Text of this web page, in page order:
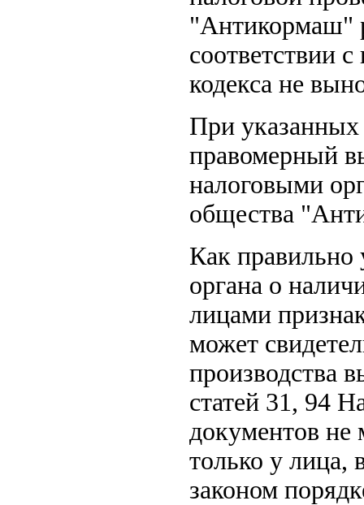
"Антикормаш"
соответствии
кодекса не
При указанных
правомерный
налоговыми
общества
Как правильно
органа о
лицами
может
производства
статей 31, 94
документов
только у лица,
законом